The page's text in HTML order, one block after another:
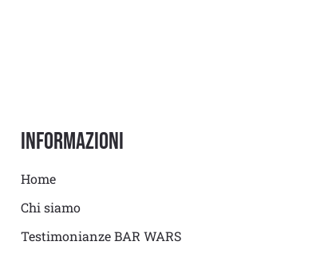
Informazioni
Home
Chi siamo
Testimonianze BAR WARS